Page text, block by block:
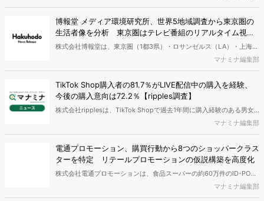
拡大の意思決定に関与する層）を対象に、BtoB企業における新商品・
新サービスの市場浸透と情報発信に関する実態調査を実施し、結果を
公開しました。
博報堂 メディア環境研究所、世界5地域調査から東京圏の
生活者像を分析 東京圏はテレビ番組のリアルタイム視聴
が強く、信用度も高い
株式会社博報堂は、東京圏（1都3県）・ロサンゼルス（LA）・上海・
ロンドン・ドイツ全域の5地域で、各900名・計4,500名（10～50
代）を対象に、メディア接触状況やAI・先進テクノロジーサービスの
利用状況を調査する「グローバル・メディア・テック調査2026」を
実施し、結果を公開しました。
マナミナ編集部
TikTok Shop購入者の81.7％がLIVE配信中の購入を経験、
今後の購入意向は72.2％【ripples調査】
株式会社ripplesは、TikTok Shopで過去1年間に購入経験のある男女
を対象とした「TikTok Shop購入者実態調査2026」を実施し、結果を
公開しました。
マナミナ編集部
電通プロモーション、購買行動から8つのショッパークラス
ターを特定 リテールプロモーションの仮説構築を高度化
株式会社電通プロモーションは、食品スーパーの約60万件のID-POS
データと生活者の定性データをAIで分析し、購買行動の特徴に基づい
た8つのショッパークラスターを特定しました。これにより購買時点
マナミナ編集部